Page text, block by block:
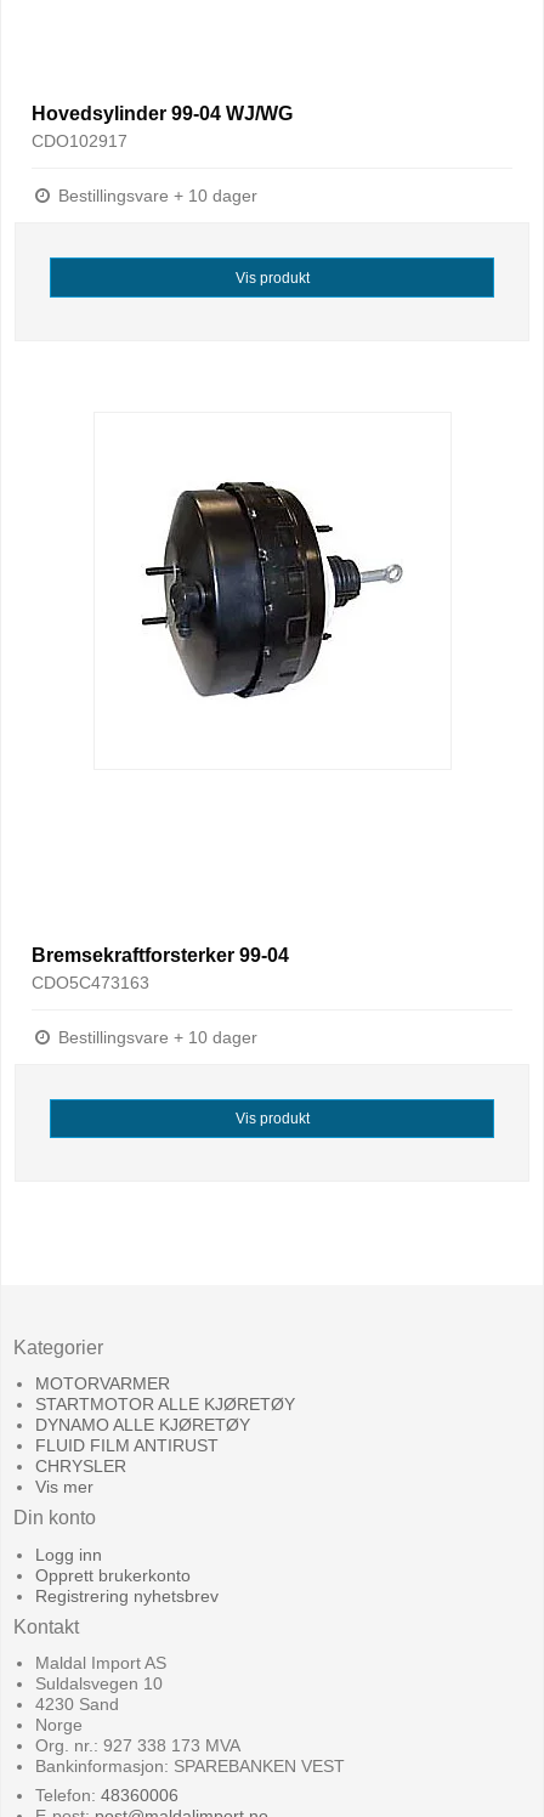
Hovedsylinder 99-04 WJ/WG
CDO102917
Bestillingsvare + 10 dager
Vis produkt
Bremsekraftforsterker 99-04
CDO5C473163
Bestillingsvare + 10 dager
Vis produkt
Kategorier
MOTORVARMER
STARTMOTOR ALLE KJØRETØY
DYNAMO ALLE KJØRETØY
FLUID FILM ANTIRUST
CHRYSLER
Vis mer
Din konto
Logg inn
Opprett brukerkonto
Registrering nyhetsbrev
Kontakt
Maldal Import AS
Suldalsvegen 10
4230 Sand
Norge
Org. nr.: 927 338 173 MVA
Bankinformasjon: SPAREBANKEN VEST
Telefon: 48360006